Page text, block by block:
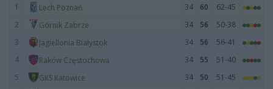
1 Lech Poznań 34 60
62-45
2
Górnik Zabrze 34 56
50-38
3
Jagiellonia Białystok 34 56
56-41
4
Raków Częstochowa 34 55
51-40
5
GKS Katowice 34 50
51-45